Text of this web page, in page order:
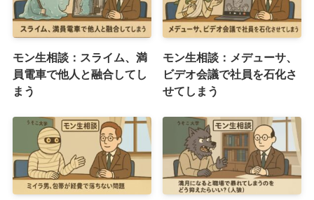
モン生相談：スライム、満
員電車で他人と融合してし
まう
モン生相談：メデューサ、
ビデオ会議で社員を石化さ
せてしまう